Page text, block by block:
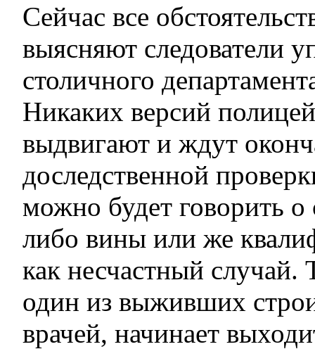
Сейчас все
выясняют следователи
столичного
Никаких версий
выдвигают и ждут
доследственной
можно будет говорить о
либо вины или же
как несчастный случай.
один из выживших
врачей, начинает